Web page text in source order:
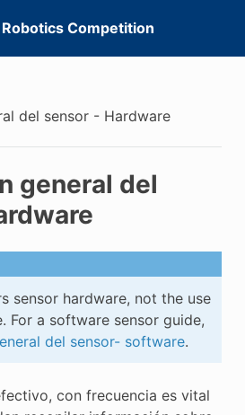
Robotics Competition
del sensor - Hardware
general del
sensor hardware, not the use
For a software sensor guide,
del sensor- software.
con frecuencia es vital